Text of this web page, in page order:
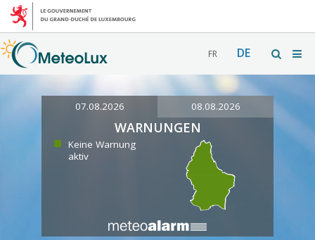
FR DE
07.08.2026 08.08.2026
WARNUNGEN
Keine Warnung
aktiv